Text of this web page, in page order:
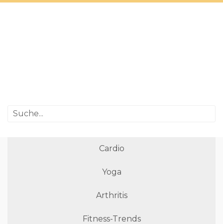
Cardio
Yoga
Arthritis
Fitness-Trends